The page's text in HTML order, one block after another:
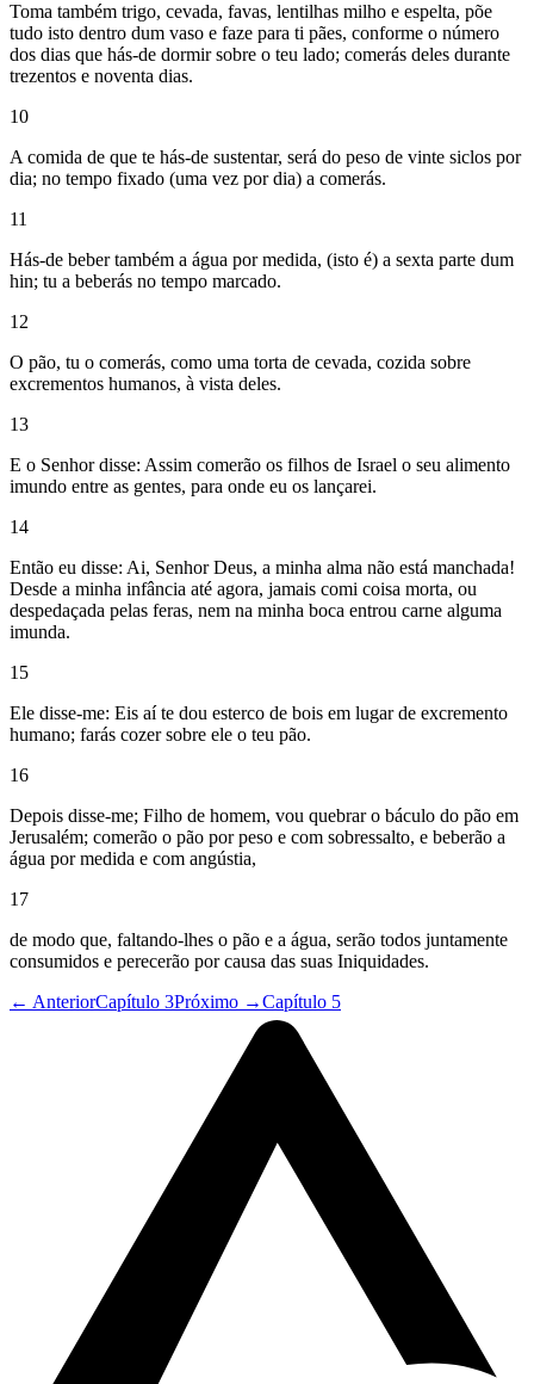
Toma também trigo, cevada, favas, lentilhas milho e espelta, põe
tudo isto dentro dum vaso e faze para ti pães, conforme o número
dos dias que hás-de dormir sobre o teu lado; comerás deles durante
trezentos e noventa dias.
10
A comida de que te hás-de sustentar, será do peso de vinte siclos por
dia; no tempo fixado (uma vez por dia) a comerás.
11
Hás-de beber também a água por medida, (isto é) a sexta parte dum
hin; tu a beberás no tempo marcado.
12
O pão, tu o comerás, como uma torta de cevada, cozida sobre
excrementos humanos, à vista deles.
13
E o Senhor disse: Assim comerão os filhos de Israel o seu alimento
imundo entre as gentes, para onde eu os lançarei.
14
Então eu disse: Ai, Senhor Deus, a minha alma não está manchada!
Desde a minha infância até agora, jamais comi coisa morta, ou
despedaçada pelas feras, nem na minha boca entrou carne alguma
imunda.
15
Ele disse-me: Eis aí te dou esterco de bois em lugar de excremento
humano; farás cozer sobre ele o teu pão.
16
Depois disse-me; Filho de homem, vou quebrar o báculo do pão em
Jerusalém; comerão o pão por peso e com sobressalto, e beberão a
água por medida e com angústia,
17
de modo que, faltando-lhes o pão e a água, serão todos juntamente
consumidos e perecerão por causa das suas Iniquidades.
← AnteriorCapítulo 3Próximo →Capítulo 5